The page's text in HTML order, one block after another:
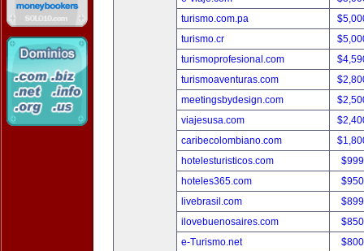
turismo.com.pa
turismo.cr
turismoprofesional.com
turismoaventuras.com
meetingsbydesign.com
viajesusa.com
caribecolombiano.com
hotelesturisticos.com
hoteles365.com
livebrasil.com
ilovebuenosaires.com
e-Turismo.net